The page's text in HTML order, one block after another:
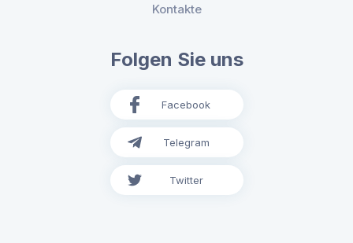
Kontakte
Folgen Sie uns
Facebook
Telegram
Twitter